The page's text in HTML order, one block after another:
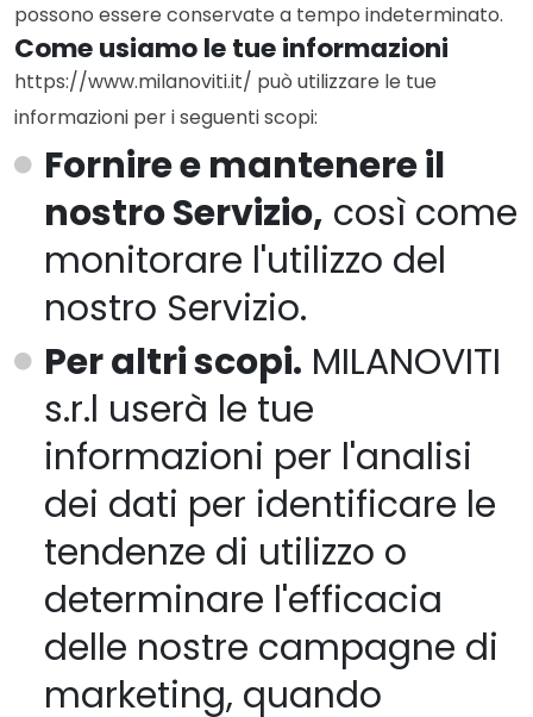
possono essere conservate a tempo indeterminato.
Come usiamo le tue informazioni
https://www.milanoviti.it/ può utilizzare le tue
informazioni per i seguenti scopi:
Fornire e mantenere il
nostro Servizio, così come
monitorare l'utilizzo del
nostro Servizio.
Per altri scopi. MILANOVITI
s.r.l userà le tue
informazioni per l'analisi
dei dati per identificare le
tendenze di utilizzo o
determinare l'efficacia
delle nostre campagne di
marketing, quando